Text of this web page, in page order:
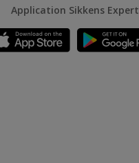
Application Sikkens Expert